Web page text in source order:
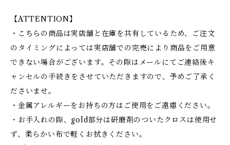
【ATTENTION】
・こちらの商品は実店舗と在庫を共有しているため、ご注文
のタイミングによっては実店舗での完売により商品をご用意
できない場合がございます。その際はメールにてご連絡後キ
ャンセルの手続きをさせていただきますので、予めご了承く
ださいませ。
・金属アレルギーをお持ちの方はご使用をご遠慮ください。
・お手入れの際、gold部分は研磨剤のついたクロスは使用せ
ず、柔らかい布で軽くお拭きください。